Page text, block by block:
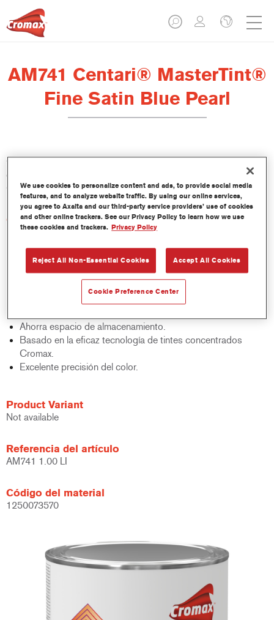
AM741 Centari® MasterTint®
Fine Satin Blue Pearl
Centari Mastertint es un tinte concentrado de base disolvente
que forma parte de las gamas de acabado y bases bicapa
Centari.
Características del producto
Sistema de pintado de base disolvente, único por su
versatilidad y facilidad de uso.
Una sola máquina de mezcla proporciona todas las
calidades de base disolvente: medios y altos sólidos,
acabados y bases bicapa.
Ahorra espacio de almacenamiento.
Basado en la eficaz tecnología de tintes concentrados
Cromax.
Excelente precisión del color.
Product Variant
Not available
Referencia del artículo
AM741 1.00 LI
Código del material
1250073570
We use cookies to personalize content and ads, to provide social media
features, and to analyze website traffic. By using our online services,
you agree to Axalta and our third-party service providers’ use of cookies
and other online trackers. See our Privacy Policy to learn how we use
these cookies and trackers. Privacy Policy
Reject All Non-Essential Cookies Accept All Cookies
Cookie Preference Center